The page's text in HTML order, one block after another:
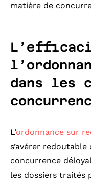
matière de
dans les
L’ordonnance sur
s’avérer
concurrence
les dossiers traités